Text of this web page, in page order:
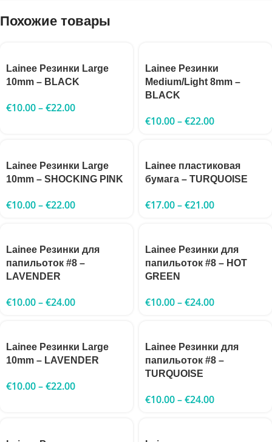
Похожие товары
Lainee Резинки Large
10mm – BLACK
€10.00–€22.00
Lainee Резинки
Medium/Light 8mm –
BLACK
€10.00–€22.00
Lainee Резинки Large
10mm – SHOCKING PINK
€10.00–€22.00
Lainee пластиковая
бумага – TURQUOISE
€17.00–€21.00
Lainee Резинки для
папильоток #8 –
LAVENDER
€10.00–€24.00
Lainee Резинки для
папильоток #8 – HOT
GREEN
€10.00–€24.00
Lainee Резинки Large
10mm – LAVENDER
€10.00–€22.00
Lainee Резинки для
папильоток #8 –
TURQUOISE
€10.00–€24.00